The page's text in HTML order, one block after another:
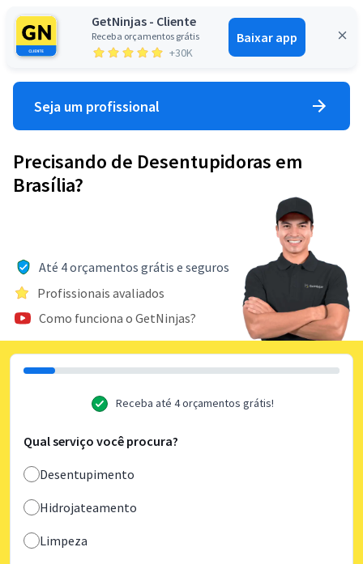
GetNinjas - Cliente
Receba orçamentos grátis
+30K
Baixar app
Entrar
Seja um profissional
Precisando de Desentupidoras em
Brasília?
Até 4 orçamentos grátis e seguros
Profissionais avaliados
Como funciona o GetNinjas?
Receba até 4 orçamentos grátis!
Qual serviço você procura?
Desentupimento
Hidrojateamento
Limpeza